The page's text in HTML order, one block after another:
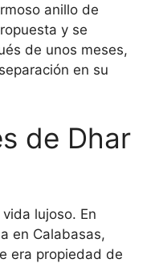
anillo de
y se
de unos meses,
en su
de Dhar
lujoso. En
en Calabasas,
era propiedad de